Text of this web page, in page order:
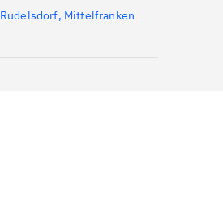
Rudelsdorf, Mittelfranken